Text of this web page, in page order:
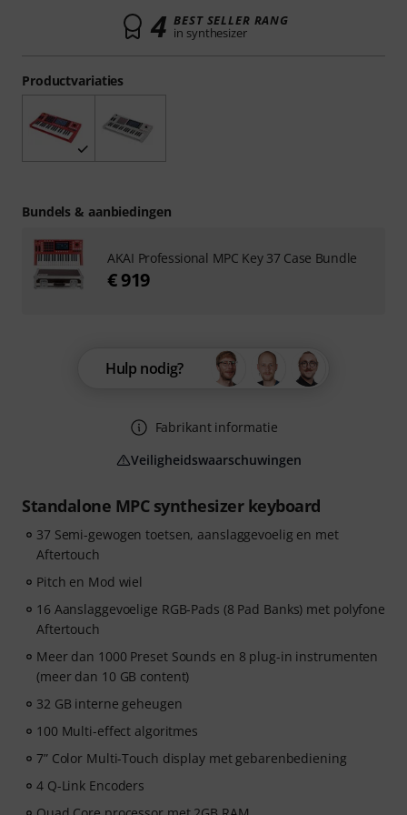
Standalone MPC synthesizer keyboard
37 Semi-gewogen toetsen, aanslaggevoelig en met
Aftertouch
Pitch en Mod wiel
16 Aanslaggevoelige RGB-Pads (8 Pad Banks) met polyfone
Aftertouch
Meer dan 1000 Preset Sounds en 8 plug-in instrumenten
(meer dan 10 GB content)
32 GB interne geheugen
100 Multi-effect algoritmes
7” Color Multi-Touch display met gebarenbediening
4 Q-Link Encoders
Productvariaties
4 BEST SELLER RANG
in synthesizer
Hulp nodig?
Fabrikant informatie
Veiligheidswaarschuwingen
Bundels & aanbiedingen
AKAI Professional MPC Key 37 Case Bundle
€ 919